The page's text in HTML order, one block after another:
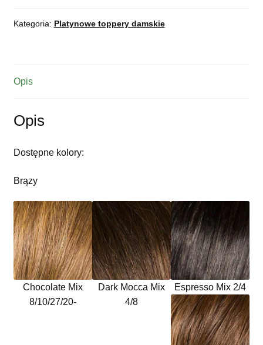
Kategoria: Platynowe toppery damskie
Opis
Opis
Dostępne kolory:
Brązy
Chocolate Mix
8/10/27/20-
Dark Mocca Mix
4/8
Espresso Mix 2/4